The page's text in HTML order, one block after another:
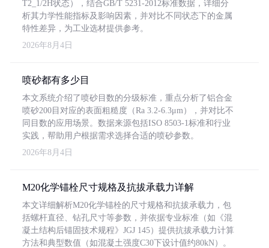
T2_1/2H状态），结合GB/T 5231-2012标准数据，详细分
析其力学性能指标及影响因素，并对比不同状态下的金属
特性差异，为工业选材提供参考。
2026年8月4日
喷砂都有多少目
本文系统介绍了喷砂目数的分级标准，重点分析了铝合金
喷砂200目对应的表面粗糙度（Ra 3.2-6.3μm），并对比不
同目数的应用场景。数据来源包括ISO 8503-1标准和行业
实践，帮助用户根据需求选择合适的喷砂参数。
2026年8月4日
M20化学锚栓尺寸规格及抗拔承载力详解
本文详细解析M20化学锚栓的尺寸规格和抗拔承载力，包
括螺杆直径、钻孔尺寸等参数，并依据专业标准（如《混
凝土结构后锚固技术规程》JGJ 145）提供抗拔承载力计算
方法和典型数值（如混凝土强度C30下设计值约80kN）。